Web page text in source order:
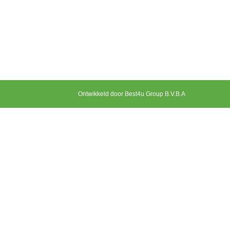
Ontwikkeld door Best4u Group B.V.B.A